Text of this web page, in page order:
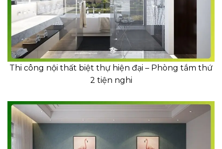
Thi công nội thất biệt thự hiện đại – Phòng tắm thứ
2 tiện nghi